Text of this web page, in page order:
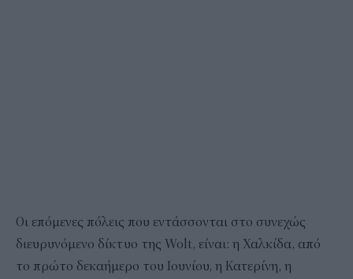
Οι επόμενες πόλεις που εντάσσονται στο συνεχώς
διευρυνόμενο δίκτυο της Wolt, είναι: η Χαλκίδα, από
το πρώτο δεκαήμερο του Ιουνίου, η Κατερίνη, η